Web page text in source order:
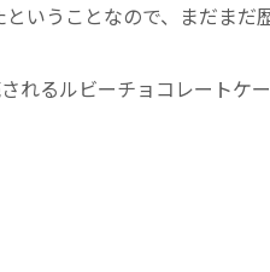
いうことなので、まだまだ
れるルビーチョコレートケ